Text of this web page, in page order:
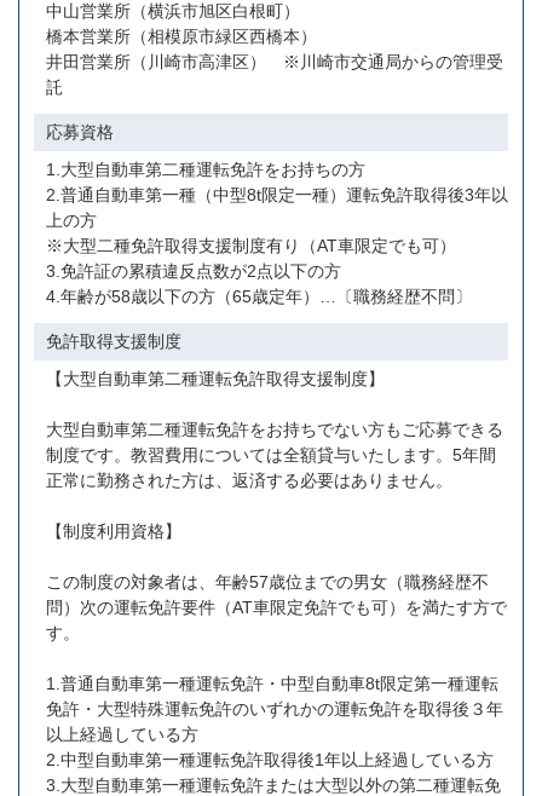
中山営業所（横浜市旭区白根町）
橋本営業所（相模原市緑区西橋本）
井田営業所（川崎市高津区） ※川崎市交通局からの管理受
託
応募資格
1.大型自動車第二種運転免許をお持ちの方
2.普通自動車第一種（中型8t限定一種）運転免許取得後3年以
上の方
※大型二種免許取得支援制度有り（AT車限定でも可）
3.免許証の累積違反点数が2点以下の方
4.年齢が58歳以下の方（65歳定年）…〔職務経歴不問〕
免許取得支援制度
【大型自動車第二種運転免許取得支援制度】
大型自動車第二種運転免許をお持ちでない方もご応募できる
制度です。教習費用については全額貸与いたします。5年間
正常に勤務された方は、返済する必要はありません。
【制度利用資格】
この制度の対象者は、年齢57歳位までの男女（職務経歴不
問）次の運転免許要件（AT車限定免許でも可）を満たす方で
す。
1.普通自動車第一種運転免許・中型自動車8t限定第一種運転
免許・大型特殊運転免許のいずれかの運転免許を取得後３年
以上経過している方
2.中型自動車第一種運転免許取得後1年以上経過している方
3.大型自動車第一種運転免許または大型以外の第二種運転免